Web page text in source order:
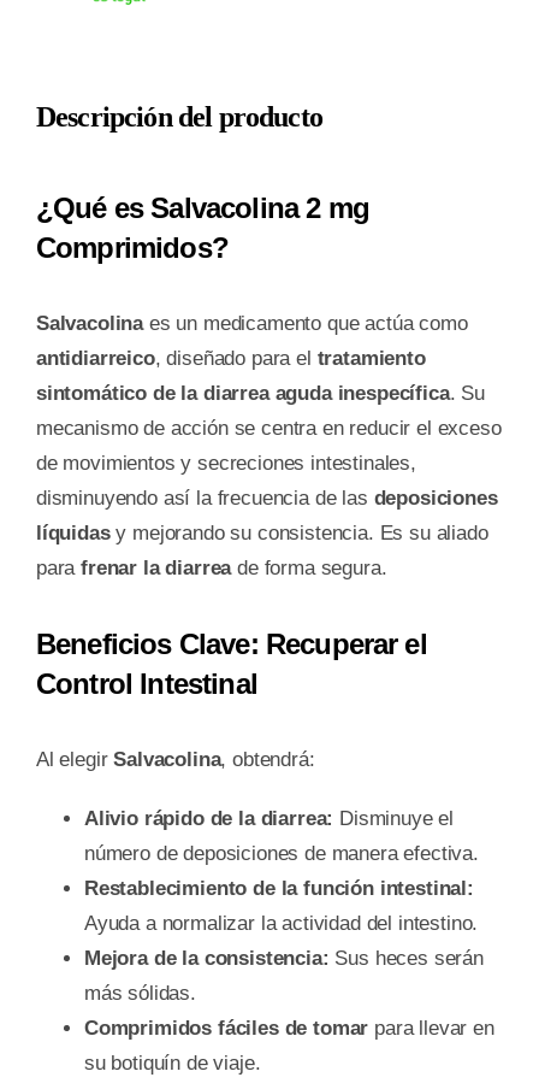
Descripción del producto
¿Qué es Salvacolina 2 mg
Comprimidos?
Salvacolinaes un medicamento que actúa como
antidiarreico, diseñado para el tratamiento
sintomático de la diarrea aguda inespecífica. Su
mecanismo de acción se centra en reducir el exceso
de movimientos y secreciones intestinales,
disminuyendo así la frecuencia de las deposiciones
líquidasy mejorando su consistencia. Es su aliado
parafrenar la diarreade forma segura.
Beneficios Clave: Recuperar el
Control Intestinal
Al elegirSalvacolina, obtendrá:
Alivio rápido de la diarrea: Disminuye el
número de deposiciones de manera efectiva.
Restablecimiento de la función intestinal:
Ayuda a normalizar la actividad del intestino.
Mejora de la consistencia: Sus heces serán
más sólidas.
Comprimidos fáciles de tomar para llevar en
su botiquín de viaje.